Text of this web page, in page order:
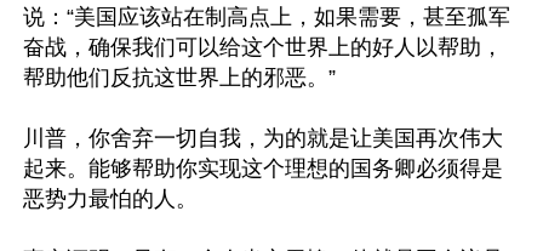
说：“美国应该站在制高点上，如果需要，甚至孤军
奋战，确保我们可以给这个世界上的好人以帮助，
帮助他们反抗这世界上的邪恶。”
川普，你舍弃一切自我，为的就是让美国再次伟大
起来。能够帮助你实现这个理想的国务卿必须得是
恶势力最怕的人。